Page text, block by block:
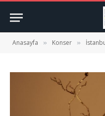
Anasayfa » Konser »